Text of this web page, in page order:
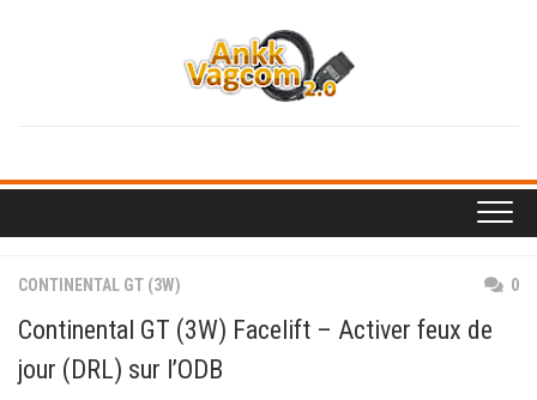
CONTINENTAL GT (3W) 0
Continental GT (3W) Facelift – Activer feux de
jour (DRL) sur l’ODB